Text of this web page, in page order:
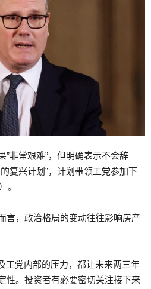
”非常艰难”，但明确表示不会辞
复兴计划”，计划带领工党参加下
。
言，政治格局的变动往往影响房产
工党内部的压力，都让未来两三年
性。投资者有必要密切关注接下来